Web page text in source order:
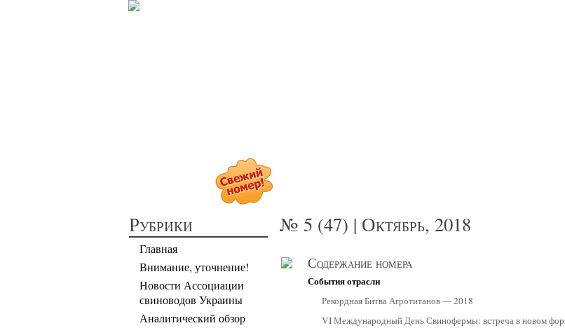
Рубрики
Главная
Внимание, уточнение!
Новости Ассоциации
свиноводов Украины
Аналитический обзор
№ 5 (47) | Октябрь, 2018
Содержание номера
События отрасли
Рекордная Битва Агротитанов — 2018
VI Международный День Свинофермы: встреча в новом